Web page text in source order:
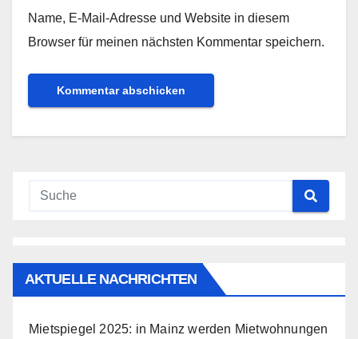
Name, E-Mail-Adresse und Website in diesem
Browser für meinen nächsten Kommentar speichern.
AKTUELLE NACHRICHTEN
Mietspiegel 2025: in Mainz werden Mietwohnungen